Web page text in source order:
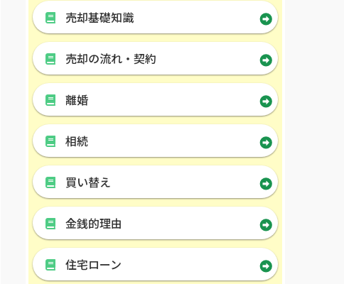
売却基礎知識
売却の流れ・契約
離婚
相続
買い替え
金銭的理由
住宅ローン